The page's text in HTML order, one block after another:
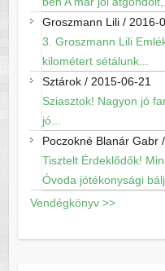
Groszmann Lili/ 2016-
3. Groszmann Lili
kilométert sétálunk...
Sztárok/ 2015-06-21
Sziasztok! Nagyon jó
jó...
Poczokné Blanár Gabr/
Tisztelt Érdeklődők!
Óvoda jótékonysági
Vendégkönyv >>